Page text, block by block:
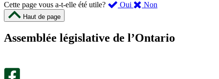
Cette page vous a-t-elle été utile?
Oui ,
été
Non
m’a
Haut de page
Assemblée législative de l’Ontario